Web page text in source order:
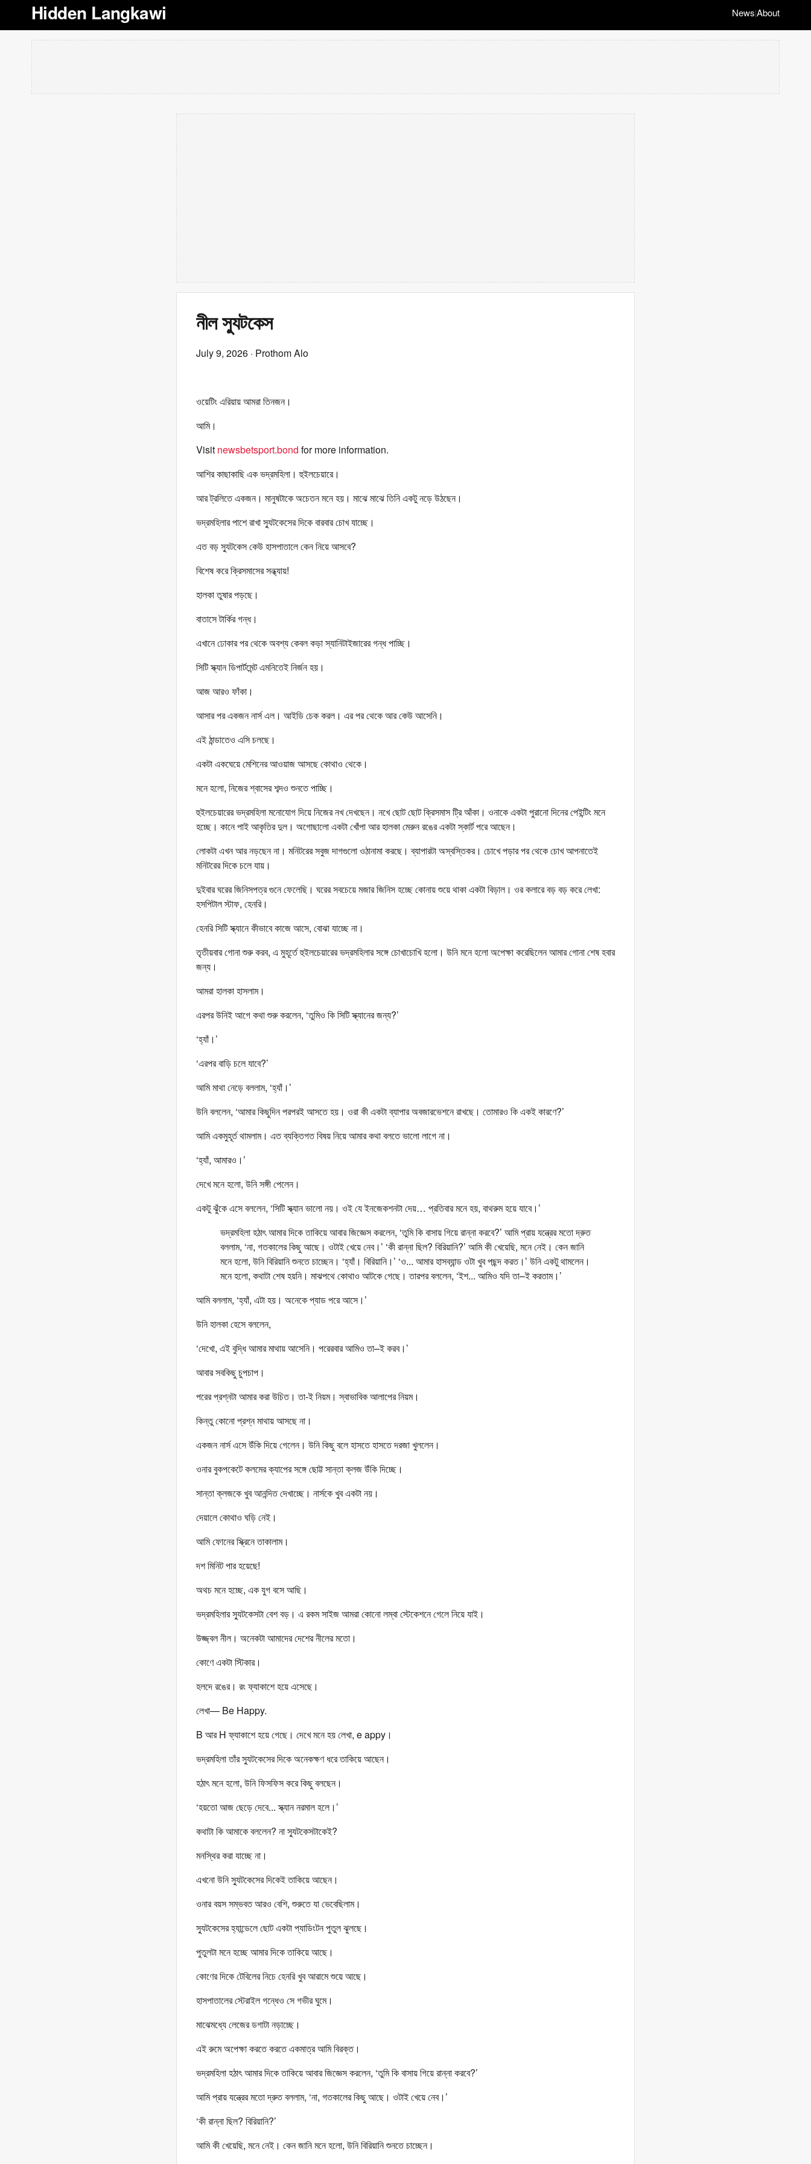
Hidden Langkawi News|About
নীল স্যুটকেস
July 9, 2026 · Prothom Alo
ওয়েটিং এরিয়ায় আমরা তিনজন।
আমি।
Visit newsbetsport.bond for more information.
আশির কাছাকাছি এক ভদ্রমহিলা। হুইলচেয়ারে।
আর ট্রলিতে একজন। মানুষটাকে অচেতন মনে হয়। মাঝে মাঝে তিনি একটু নড়ে উঠছেন।
ভদ্রমহিলার পাশে রাখা স্যুটকেসের দিকে বারবার চোখ যাচ্ছে।
এত বড় স্যুটকেস কেউ হাসপাতালে কেন নিয়ে আসবে?
বিশেষ করে ক্রিসমাসের সন্ধ্যায়!
হালকা তুষার পড়ছে।
বাতাসে টার্কির গন্ধ।
এখানে ঢোকার পর থেকে অবশ্য কেবল কড়া স্যানিটাইজারের গন্ধ পাচ্ছি।
সিটি স্ক্যান ডিপার্টমেন্ট এমনিতেই নির্জন হয়।
আজ আরও ফাঁকা।
আসার পর একজন নার্স এল। আইডি চেক করল। এর পর থেকে আর কেউ আসেনি।
এই ঠান্ডাতেও এসি চলছে।
একটা একঘেয়ে মেশিনের আওয়াজ আসছে কোথাও থেকে।
মনে হলো, নিজের শ্বাসের শব্দও শুনতে পাচ্ছি।
হুইলচেয়ারের ভদ্রমহিলা মনোযোগ দিয়ে নিজের নখ দেখছেন। নখে ছোট ছোট ক্রিসমাস ট্রি আঁকা। ওনাকে একটা পুরানো দিনের পেইন্টিং মনে
হচ্ছে। কানে পাই আকৃতির দুল। অগোছালো একটা খোঁপা আর হালকা মেরুন রঙের একটা স্কার্ট পরে আছেন।
লোকটা এখন আর নড়ছেন না। মনিটরের সবুজ দাগগুলো ওঠানামা করছে। ব্যাপারটা অস্বস্তিকর। চোখে পড়ার পর থেকে চোখ আপনাতেই
মনিটরের দিকে চলে যায়।
দুইবার ঘরের জিনিসপত্র গুনে ফেলেছি। ঘরের সবচেয়ে মজার জিনিস হচ্ছে কোনায় শুয়ে থাকা একটা বিড়াল। ওর কলারে বড় বড় করে লেখা:
হসপিটাল স্টাফ, হেনরি।
হেনরি সিটি স্ক্যানে কীভাবে কাজে আসে, বোঝা যাচ্ছে না।
তৃতীয়বার গোনা শুরু করব, এ মুহূর্তে হুইলচেয়ারের ভদ্রমহিলার সঙ্গে চোখাচোখি হলো। উনি মনে হলো অপেক্ষা করেছিলেন আমার গোনা শেষ হবার
জন্য।
আমরা হালকা হাসলাম।
এরপর উনিই আগে কথা শুরু করলেন, ‘তুমিও কি সিটি স্ক্যানের জন্য?’
‘হ্যাঁ।’
‘এরপর বাড়ি চলে যাবে?’
আমি মাথা নেড়ে বললাম, ‘হ্যাঁ।’
উনি বললেন, ‘আমার কিছুদিন পরপরই আসতে হয়। ওরা কী একটা ব্যাপার অবজারভেশনে রাখছে। তোমারও কি একই কারণে?’
আমি একমুহূর্ত থামলাম। এত ব্যক্তিগত বিষয় নিয়ে আমার কথা বলতে ভালো লাগে না।
‘হ্যাঁ, আমারও।’
দেখে মনে হলো, উনি সঙ্গী পেলেন।
একটু ঝুঁকে এসে বললেন, ‘সিটি স্ক্যান ভালো নয়। ওই যে ইনজেকশনটা দেয়… প্রতিবার মনে হয়, বাথরুম হয়ে যাবে।’
ভদ্রমহিলা হঠাৎ আমার দিকে তাকিয়ে আবার জিজ্ঞেস করলেন, ‘তুমি কি বাসায় গিয়ে রান্না করবে?’ আমি প্রায় যন্ত্রের মতো দ্রুত
বললাম, ‘না, গতকালের কিছু আছে। ওটাই খেয়ে নেব।’ ‘কী রান্না ছিল? বিরিয়ানি?’ আমি কী খেয়েছি, মনে নেই। কেন জানি
মনে হলো, উনি বিরিয়ানি শুনতে চাচ্ছেন। ‘হ্যাঁ। বিরিয়ানি।’ ‘ও... আমার হাসব্যান্ড ওটা খুব পছন্দ করত।’ উনি একটু থামলেন।
মনে হলো, কথাটা শেষ হয়নি। মাঝপথে কোথাও আটকে গেছে। তারপর বললেন, ‘ইশ... আমিও যদি তা–ই করতাম।’
আমি বললাম, ‘হ্যাঁ, এটা হয়। অনেকে প্যাড পরে আসে।’
উনি হালকা হেসে বললেন,
‘দেখো, এই বুদ্ধি আমার মাথায় আসেনি। পরেরবার আমিও তা–ই করব।’
আবার সবকিছু চুপচাপ।
পরের প্রশ্নটা আমার করা উচিত। তা-ই নিয়ম। স্বাভাবিক আলাপের নিয়ম।
কিন্তু কোনো প্রশ্ন মাথায় আসছে না।
একজন নার্স এসে উঁকি দিয়ে গেলেন। উনি কিছু বলে হাসতে হাসতে দরজা খুললেন।
ওনার বুকপকেটে কলমের ক্যাপের সঙ্গে ছোট্ট সান্তা ক্লজ উঁকি দিচ্ছে।
সান্তা ক্লজকে খুব আনন্দিত দেখাচ্ছে। নার্সকে খুব একটা নয়।
দেয়ালে কোথাও ঘড়ি নেই।
আমি ফোনের স্ক্রিনে তাকালাম।
দশ মিনিট পার হয়েছে!
অথচ মনে হচ্ছে, এক যুগ বসে আছি।
ভদ্রমহিলার স্যুটকেসটা বেশ বড়। এ রকম সাইজ আমরা কোনো লম্বা স্টেকেশনে গেলে নিয়ে যাই।
উজ্জ্বল নীল। অনেকটা আমাদের দেশের নীলের মতো।
কোণে একটা স্টিকার।
হলদে রঙের। রং ফ্যাকাশে হয়ে এসেছে।
লেখা— Be Happy.
B আর H ফ্যাকাশে হয়ে গেছে। দেখে মনে হয় লেখা, e appy।
ভদ্রমহিলা তাঁর স্যুটকেসের দিকে অনেকক্ষণ ধরে তাকিয়ে আছেন।
হঠাৎ মনে হলো, উনি ফিসফিস করে কিছু বলছেন।
‘হয়তো আজ ছেড়ে দেবে... স্ক্যান নরমাল হলে।’
কথাটা কি আমাকে বললেন? না স্যুটকেসটাকেই?
মনস্থির করা যাচ্ছে না।
এখনো উনি স্যুটকেসের দিকেই তাকিয়ে আছেন।
ওনার বয়স সম্ভবত আরও বেশি, শুরুতে যা ভেবেছিলাম।
স্যুটকেসের হ্যান্ডেলে ছোট একটা প্যাডিংটন পুতুল ঝুলছে।
পুতুলটা মনে হচ্ছে আমার দিকে তাকিয়ে আছে।
কোণের দিকে টেবিলের নিচে হেনরি খুব আরামে শুয়ে আছে।
হাসপাতালের স্টেরাইল গন্ধেও সে গভীর ঘুমে।
মাঝেমধ্যে লেজের ডগাটা নড়াচ্ছে।
এই রুমে অপেক্ষা করতে করতে একমাত্র আমি বিরক্ত।
ভদ্রমহিলা হঠাৎ আমার দিকে তাকিয়ে আবার জিজ্ঞেস করলেন, ‘তুমি কি বাসায় গিয়ে রান্না করবে?’
আমি প্রায় যন্ত্রের মতো দ্রুত বললাম, ‘না, গতকালের কিছু আছে। ওটাই খেয়ে নেব।’
‘কী রান্না ছিল? বিরিয়ানি?’
আমি কী খেয়েছি, মনে নেই। কেন জানি মনে হলো, উনি বিরিয়ানি শুনতে চাচ্ছেন।